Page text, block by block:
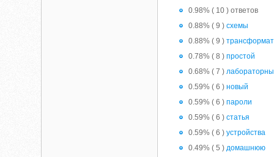
0.98% ( 10 ) ответов
0.88% ( 9 )схемы
0.88% ( 9 )
0.78% ( 8 )простой
0.68% ( 7 )
0.59% ( 6 )новый
0.59% ( 6 )пароли
0.59% ( 6 )статья
0.59% ( 6 )устройства
0.49% ( 5 )домашнюю